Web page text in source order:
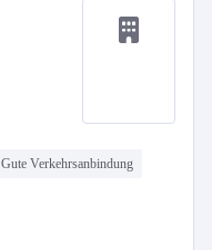
Gute Verkehrsanbindung